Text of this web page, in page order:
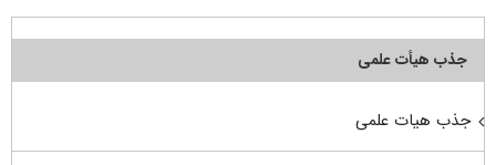
جذب هیأت علمی
جذب هیات علمی